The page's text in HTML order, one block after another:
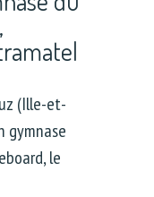
(Ille-et-
gymnase
le